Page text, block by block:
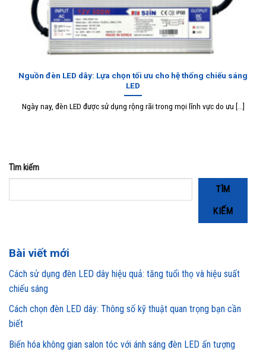
Nguồn đèn LED dây: Lựa chọn tối ưu cho hệ thống chiếu sáng
LED
Ngày nay, đèn LED được sử dụng rộng rãi trong mọi lĩnh vực do ưu [...]
Tìm kiếm
TÌM
KIẾM
Bài viết mới
Cách sử dụng đèn LED dây hiệu quả: tăng tuổi thọ và hiệu suất
chiếu sáng
Cách chọn đèn LED dây: Thông số kỹ thuật quan trọng bạn cần
biết
Biến hóa không gian salon tóc với ánh sáng đèn LED ấn tượng